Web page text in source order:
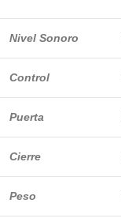
Nivel Sonoro
Control
Puerta
Cierre
Peso